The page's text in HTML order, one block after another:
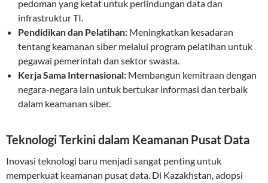
pedoman yang ketat untuk perlindungan data dan
infrastruktur TI.
Pendidikan dan Pelatihan: Meningkatkan kesadaran
tentang keamanan siber melalui program pelatihan untuk
pegawai pemerintah dan sektor swasta.
Kerja Sama Internasional: Membangun kemitraan dengan
negara-negara lain untuk bertukar informasi dan terbaik
dalam keamanan siber.
Teknologi Terkini dalam Keamanan Pusat Data
Inovasi teknologi baru menjadi sangat penting untuk
memperkuat keamanan pusat data. Di Kazakhstan, adopsi